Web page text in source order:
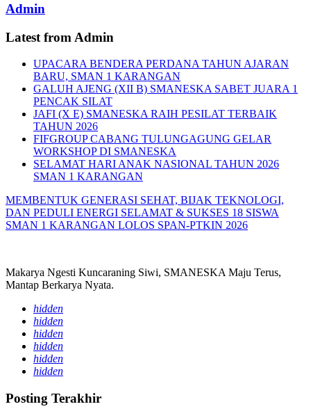
Admin
Latest from Admin
UPACARA BENDERA PERDANA TAHUN AJARAN
BARU, SMAN 1 KARANGAN
GALUH AJENG (XII B) SMANESKA SABET JUARA 1
PENCAK SILAT
JAFI (X E) SMANESKA RAIH PESILAT TERBAIK
TAHUN 2026
FIFGROUP CABANG TULUNGAGUNG GELAR
WORKSHOP DI SMANESKA
SELAMAT HARI ANAK NASIONAL TAHUN 2026
SMAN 1 KARANGAN
MEMBENTUK GENERASI SEHAT, BIJAK TEKNOLOGI,
DAN PEDULI ENERGI SELAMAT & SUKSES 18 SISWA
SMAN 1 KARANGAN LOLOS SPAN-PTKIN 2026
Makarya Ngesti Kuncaraning Siwi, SMANESKA Maju Terus,
Mantap Berkarya Nyata.
hidden
hidden
hidden
hidden
hidden
hidden
Posting Terakhir